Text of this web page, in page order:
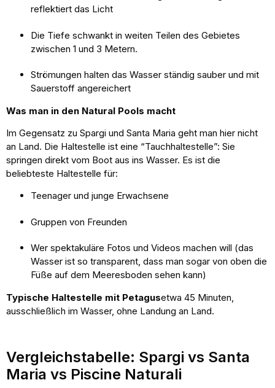
reflektiert das Licht
Die Tiefe schwankt in weiten Teilen des Gebietes
zwischen 1 und 3 Metern.
Strömungen halten das Wasser ständig sauber und mit
Sauerstoff angereichert
Was man in den Natural Pools macht
Im Gegensatz zu Spargi und Santa Maria geht man hier nicht
an Land. Die Haltestelle ist eine “Tauchhaltestelle”: Sie
springen direkt vom Boot aus ins Wasser. Es ist die
beliebteste Haltestelle für:
Teenager und junge Erwachsene
Gruppen von Freunden
Wer spektakuläre Fotos und Videos machen will (das
Wasser ist so transparent, dass man sogar von oben die
Füße auf dem Meeresboden sehen kann)
Typische Haltestelle mit Petagusetwa 45 Minuten,
ausschließlich im Wasser, ohne Landung an Land.
Vergleichstabelle: Spargi vs Santa
Maria vs Piscine Naturali